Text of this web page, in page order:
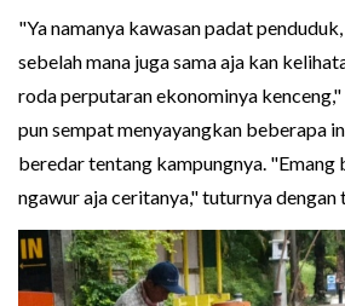
"Ya namanya kawasan padat
sebelah mana juga sama aja kan
roda perputaran ekonominya
pun sempat menyayangkan beberapa
beredar tentang kampungnya. "Emang
ngawur aja ceritanya," tuturnya dengan